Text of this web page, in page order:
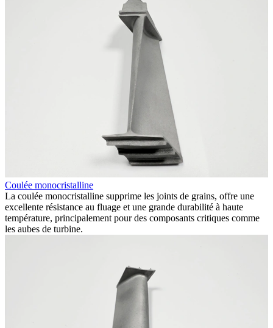
Coulée monocristalline
La coulée monocristalline supprime les joints de grains, offre une
excellente résistance au fluage et une grande durabilité à haute
température, principalement pour des composants critiques comme
les aubes de turbine.